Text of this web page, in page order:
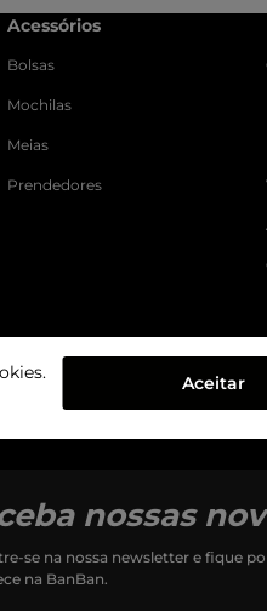
Aceitar
Acessórios
Bolsas
Mochilas
Meias
Prendedores
nossas
se na nossa newsletter e fique
na BanBan.